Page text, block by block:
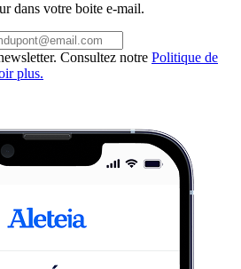
dans votre boite e-mail.
Consultez notre Politique de
plus.